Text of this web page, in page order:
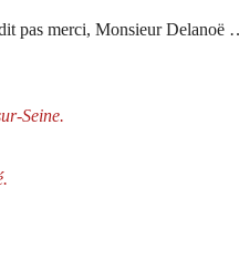
pas merci, Monsieur Delanoë
Seine.